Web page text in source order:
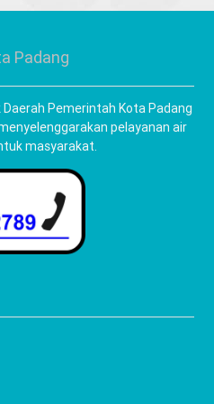
Padang
Pemerintah Kota Padang
pelayanan air
masyarakat.